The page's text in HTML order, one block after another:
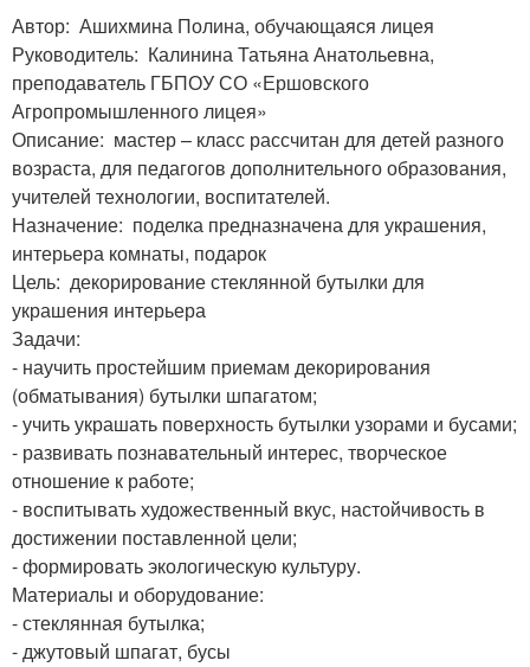
Автор: Ашихмина Полина, обучающаяся лицея
Руководитель: Калинина Татьяна Анатольевна,
преподаватель ГБПОУ СО «Ершовского
Агропромышленного лицея»
Описание: мастер – класс рассчитан для детей разного
возраста, для педагогов дополнительного образования,
учителей технологии, воспитателей.
Назначение: поделка предназначена для украшения,
интерьера комнаты, подарок
Цель: декорирование стеклянной бутылки для
украшения интерьера
Задачи:
- научить простейшим приемам декорирования
(обматывания) бутылки шпагатом;
- учить украшать поверхность бутылки узорами и бусами;
- развивать познавательный интерес, творческое
отношение к работе;
- воспитывать художественный вкус, настойчивость в
достижении поставленной цели;
- формировать экологическую культуру.
Материалы и оборудование:
- стеклянная бутылка;
- джутовый шпагат, бусы